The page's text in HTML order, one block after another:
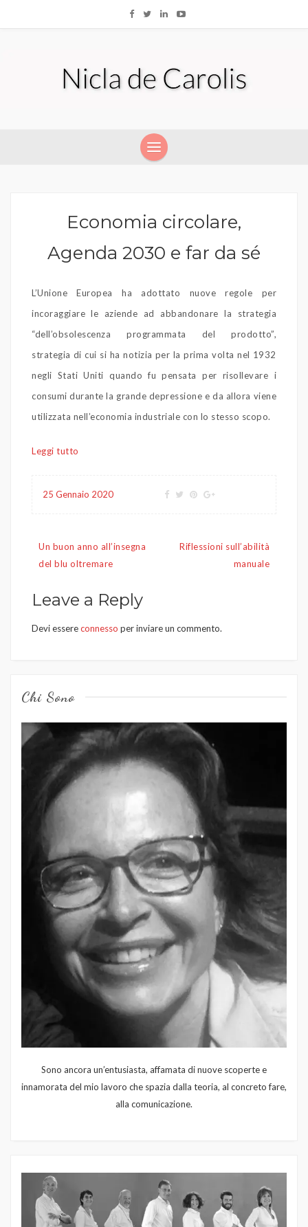
Economia circolare,
Agenda 2030 e far da sé
L’Unione Europea ha adottato nuove regole per
incoraggiare le aziende ad abbandonare la strategia
“dell’obsolescenza programmata del prodotto”,
strategia di cui si ha notizia per la prima volta nel 1932
negli Stati Uniti quando fu pensata per risollevare i
consumi durante la grande depressione e da allora viene
utilizzata nell’economia industriale con lo stesso scopo.
Leggi tutto
25 Gennaio 2020
Navigazione
articoli
Un buon anno all’insegna
del blu oltremare
Riflessioni sull’abilità
manuale
Leave a Reply
Devi essereconnesso per inviare un commento.
Chi Sono
Sono ancora un’entusiasta, affamata di nuove scoperte e
innamorata del mio lavoro che spazia dalla teoria, al concreto fare,
alla comunicazione.